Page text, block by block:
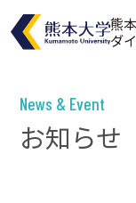
熊
ダ
Powered by
News & Event
お知らせ
ホーム